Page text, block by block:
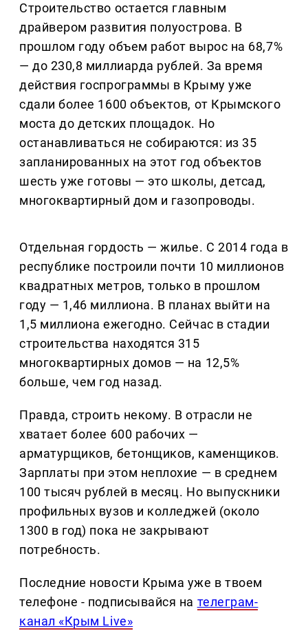
Строительство остается главным
драйвером развития полуострова. В
прошлом году объем работ вырос на 68,7%
— до 230,8 миллиарда рублей. За время
действия госпрограммы в Крыму уже
сдали более 1600 объектов, от Крымского
моста до детских площадок. Но
останавливаться не собираются: из 35
запланированных на этот год объектов
шесть уже готовы — это школы, детсад,
многоквартирный дом и газопроводы.
Отдельная гордость — жилье. С 2014 года в
республике построили почти 10 миллионов
квадратных метров, только в прошлом
году — 1,46 миллиона. В планах выйти на
1,5 миллиона ежегодно. Сейчас в стадии
строительства находятся 315
многоквартирных домов — на 12,5%
больше, чем год назад.
Правда, строить некому. В отрасли не
хватает более 600 рабочих —
арматурщиков, бетонщиков, каменщиков.
Зарплаты при этом неплохие — в среднем
100 тысяч рублей в месяц. Но выпускники
профильных вузов и колледжей (около
1300 в год) пока не закрывают
потребность.
Последние новости Крыма уже в твоем
телефоне - подписывайся на телеграм-
канал «Крым Live»